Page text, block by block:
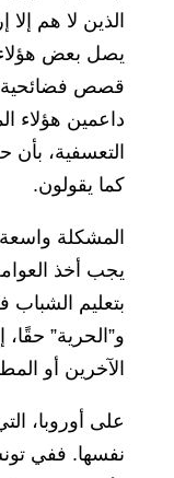
الذين لا هم إلا
يصل بعض
قصص فضائحية
داعمين هؤلاء
التعسفية، بأن
كما يقولون.
المشكلة
يجب أخذ
بتعليم الشباب
و”الحرية” حقًا،
الآخرين أو
على أوروبا،
نفسها. ففي